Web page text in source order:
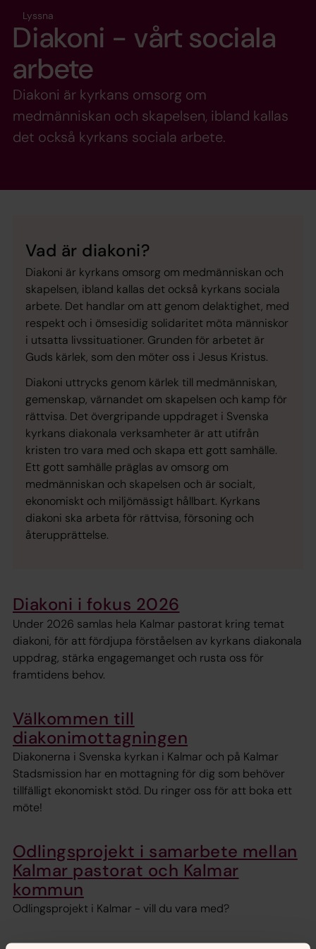
Lyssna
Diakoni - vårt sociala
arbete
Diakoni är kyrkans omsorg om
medmänniskan och skapelsen, ibland kallas
det också kyrkans sociala arbete.
Vad är diakoni?
Diakoni är kyrkans omsorg om medmänniskan och
skapelsen, ibland kallas det också kyrkans sociala
arbete. Det handlar om att genom delaktighet, med
respekt och i ömsesidig solidaritet möta människor
i utsatta livssituationer. Grunden för arbetet är
Guds kärlek, som den möter oss i Jesus Kristus.
Diakoni uttrycks genom kärlek till medmänniskan,
gemenskap, värnandet om skapelsen och kamp för
rättvisa. Det övergripande uppdraget i Svenska
kyrkans diakonala verksamheter är att utifrån
kristen tro vara med och skapa ett gott samhälle.
Ett gott samhälle präglas av omsorg om
medmänniskan och skapelsen och är socialt,
ekonomiskt och miljömässigt hållbart. Kyrkans
diakoni ska arbeta för rättvisa, försoning och
återupprättelse.
Diakoni i fokus 2026
Under 2026 samlas hela Kalmar pastorat kring temat
diakoni, för att fördjupa förståelsen av kyrkans diakonala
uppdrag, stärka engagemanget och rusta oss för
framtidens behov.
Välkommen till
diakonimottagningen
Diakonerna i Svenska kyrkan i Kalmar och på Kalmar
Stadsmission har en mottagning för dig som behöver
tillfälligt ekonomiskt stöd. Du ringer oss för att boka ett
möte!
Odlingsprojekt i samarbete mellan
Kalmar pastorat och Kalmar
kommun
Odlingsprojekt i Kalmar - vill du vara med?